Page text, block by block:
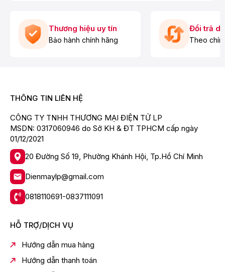
Tốc độ quay vắt:680 vòng/phút
Chất liệu nắp máy:Kính
Chất liệu lồng giặt:Thép không gỉ
Công nghệ giặt:
Công nghệ giặt tạo bọt Bubble Clean
Bộ lọc đôi Magic Filter
Tiện ích:
Lưu chương trình yêu thích
Khóa trẻ em
Tự động chẩn đoán sự cố
Ghi nhớ chương trình giặt
Chất liệu vỏ máy:Kim loại sơn tĩnh điện
Thương hiệu uy tín
Bảo hành chính hãng
Đổi trả
Theo
THÔNG TIN LIÊN HỆ
CÔNG TY TNHH THƯƠNG MẠI ĐIỆN TỬ LP
MSDN: 0317060946 do Sở KH & ĐT TPHCM cấp ngày
01/12/2021
20 Đường Số 19, Phường Khánh Hội, Tp.Hồ Chí Minh
Dienmaylp@gmail.com
0818110691-0837111091
HỖ TRỢ/DỊCH VỤ
Hướng dẫn mua hàng
Hướng dẫn thanh toán